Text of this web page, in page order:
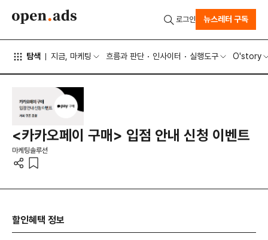
탐색 지금, 마케팅 흐름과 판단 인사이터 실행도구 O'story
로그인 뉴스레터 구독
<카카오페이 구매> 입점 안내 신청 이벤트
마케팅솔루션
할인혜택 정보